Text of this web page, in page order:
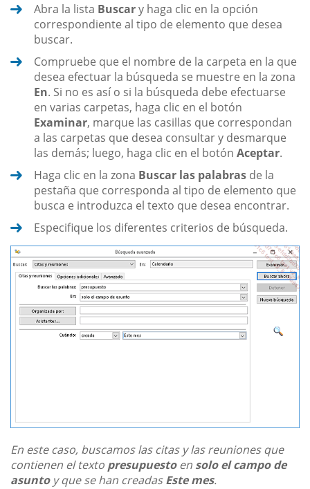
Abra la lista Buscary haga clic en la opción
correspondiente al tipo de elemento que desea
buscar.
Compruebe que el nombre de la carpeta en la que
desea efectuar la búsqueda se muestre en la zona
En. Si no es así o si la búsqueda debe efectuarse
en varias carpetas, haga clic en el botón
Examinar, marque las casillas que correspondan
a las carpetas que desea consultar y desmarque
las demás; luego, haga clic en el botón Aceptar.
Haga clic en la zona Buscar las palabras de la
pestaña que corresponda al tipo de elemento que
busca e introduzca el texto que desea encontrar.
Especifique los diferentes criterios de búsqueda.
En este caso, buscamos las citas y las reuniones que
contienen el texto presupuestoen solo el campo de
asuntoy que se han creadasEste mes.